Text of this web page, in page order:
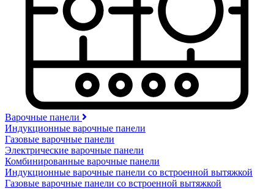
Варочные панели
Индукционные варочные панели
Газовые варочные панели
Электрические варочные панели
Комбинированные варочные панели
Индукционные варочные панели со встроенной вытяжкой
Газовые варочные панели со встроенной вытяжкой